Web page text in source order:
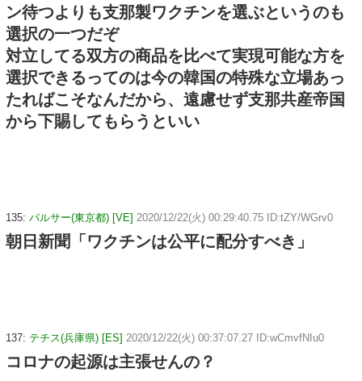
ン待つよりも支那製ワクチンを選ぶというのも
選択の一つだぞ
対立してる双方の商品を比べて実現可能な方を
選択できるってのは今の韓国の特殊な立場あっ
たればこそなんだから、遠慮せず支那共産帝国
から下賜してもらうといい
135: パルサー(東京都) [VE] 2020/12/22(火) 00:29:40.75 ID:tZY/WGrv0
朝日新聞「ワクチンは公平に配分すべき」
137: テチス(兵庫県) [ES] 2020/12/22(火) 00:37:07.27 ID:wCmvfNIu0
コロナの起源は主張せんの？